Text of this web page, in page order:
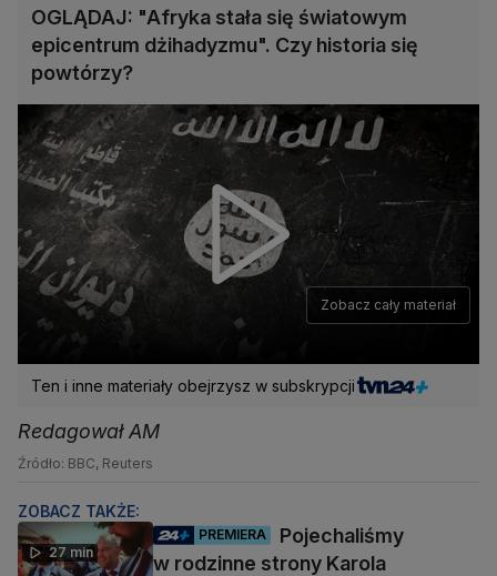
OGLĄDAJ: "Afryka stała się światowym
epicentrum dżihadyzmu". Czy historia się
powtórzy?
Zobacz cały materiał
Ten i inne materiały obejrzysz w subskrypcji
Redagował AM
Źródło: BBC, Reuters
ZOBACZ TAKŻE:
27 min
PREMIERA
Pojechaliśmy
w rodzinne strony Karola